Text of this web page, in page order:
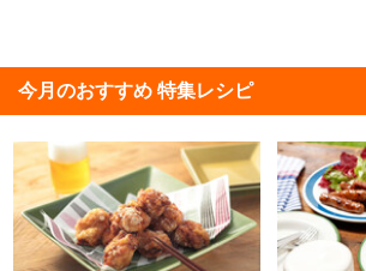
今月のおすすめ 特集レシピ